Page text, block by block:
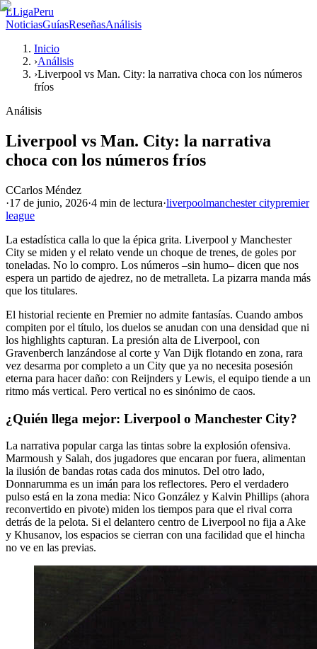
LLigaPeru
NoticiasGuíasReseñasAnálisis
Inicio
›Análisis
›Liverpool vs Man. City: la narrativa choca con los números
fríos
Análisis
Liverpool vs Man. City: la narrativa
choca con los números fríos
CCarlos Méndez
·17 de junio, 2026·4 min de lectura·liverpoolmanchester citypremier
league
La estadística calla lo que la épica grita. Liverpool y Manchester
City se miden y el relato vende un choque de trenes, de goles por
toneladas. No lo compro. Los números –sin humo– dicen que nos
espera un partido de ajedrez, no de metralleta. La pizarra manda más
que los titulares.
El historial reciente en Premier no admite fantasías. Cuando ambos
compiten por el título, los duelos se anudan con una densidad que ni
los highlights capturan. La presión alta de Liverpool, con
Gravenberch lanzándose al corte y Van Dijk flotando en zona, rara
vez desarma por completo a un City que ya no necesita posesión
eterna para hacer daño: con Reijnders y Lewis, el equipo tiende a un
ritmo más vertical. Pero vertical no es sinónimo de caos.
¿Quién llega mejor: Liverpool o Manchester City?
La narrativa popular carga las tintas sobre la explosión ofensiva.
Marmoush y Salah, dos jugadores que encaran por fuera, alimentan
la ilusión de bandas rotas cada dos minutos. Del otro lado,
Donnarumma es un imán para los reflectores. Pero el verdadero
pulso está en la zona media: Nico González y Kalvin Phillips (ahora
reconvertido en pivote) miden los tiempos para que el rival corra
detrás de la pelota. Si el delantero centro de Liverpool no fija a Ake
y Khusanov, los espacios se cierran con una facilidad que el hincha
no ve en las previas.